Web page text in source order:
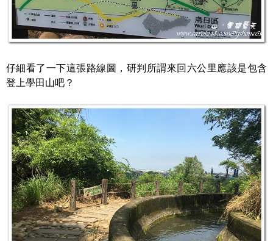
仔細看了一下這張路線圖，研判所謂來回六公里應該是包含
登上學田山吧？